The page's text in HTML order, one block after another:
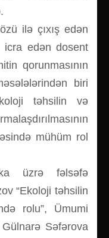
ilə çıxış edən
icra edən dosent
qorunmasının
biri
təhsilin və
mühüm rol
üzrə fəlsəfə
“Ekoloji təhsilin
rolu”, Ümumi
Səfərova